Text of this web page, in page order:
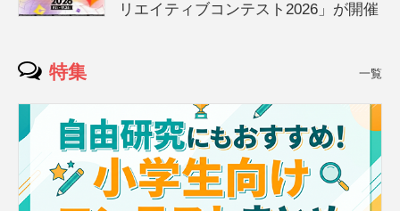
リエイティブコンテスト2026」が開催
特集 一覧